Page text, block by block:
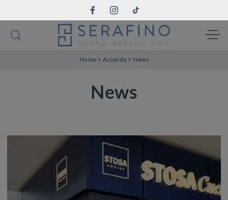
Home >Azienda > News
News